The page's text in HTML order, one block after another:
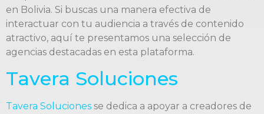
en Bolivia. Si buscas una manera efectiva de
interactuar con tu audiencia a través de contenido
atractivo, aquí te presentamos una selección de
agencias destacadas en esta plataforma.
Tavera Soluciones
Tavera Soluciones se dedica a apoyar a creadores de